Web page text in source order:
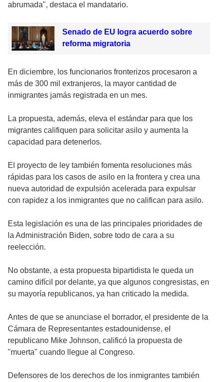
abrumada", destaca el mandatario.
Senado de EU logra acuerdo sobre
reforma migratoria
En diciembre, los funcionarios fronterizos procesaron a
más de 300 mil extranjeros, la mayor cantidad de
inmigrantes jamás registrada en un mes.
La propuesta, además, eleva el estándar para que los
migrantes califiquen para solicitar asilo y aumenta la
capacidad para detenerlos.
El proyecto de ley también fomenta resoluciones más
rápidas para los casos de asilo en la frontera y crea una
nueva autoridad de expulsión acelerada para expulsar
con rapidez a los inmigrantes que no califican para asilo.
Esta legislación es una de las principales prioridades de
la Administración Biden, sobre todo de cara a su
reelección.
No obstante, a esta propuesta bipartidista le queda un
camino difícil por delante, ya que algunos congresistas, en
su mayoría republicanos, ya han criticado la medida.
Antes de que se anunciase el borrador, el presidente de la
Cámara de Representantes estadounidense, el
republicano Mike Johnson, calificó la propuesta de
"muerta" cuando llegue al Congreso.
Defensores de los derechos de los inmigrantes también